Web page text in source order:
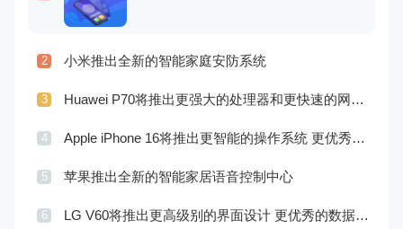
2 小米推出全新的智能家庭安防系统
3 Huawei P70将推出更强大的处理器和更快速的网络连接
4 Apple iPhone 16将推出更智能的操作系统 更优秀的音频效果
5 苹果推出全新的智能家居语音控制中心
6 LG V60将推出更高级别的界面设计 更优秀的数据隐私保护